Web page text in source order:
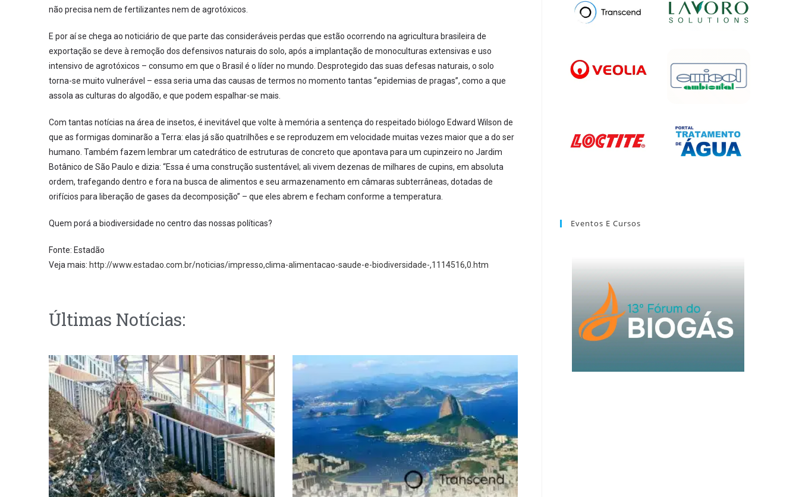
não precisa nem de fertilizantes nem de agrotóxicos.
E por aí se chega ao noticiário de que parte das consideráveis perdas que estão ocorrendo na agricultura brasileira de
exportação se deve à remoção dos defensivos naturais do solo, após a implantação de monoculturas extensivas e uso
intensivo de agrotóxicos – consumo em que o Brasil é o líder no mundo. Desprotegido das suas defesas naturais, o solo
torna-se muito vulnerável – essa seria uma das causas de termos no momento tantas “epidemias de pragas”, como a que
assola as culturas do algodão, e que podem espalhar-se mais.
Com tantas notícias na área de insetos, é inevitável que volte à memória a sentença do respeitado biólogo Edward Wilson de
que as formigas dominarão a Terra: elas já são quatrilhões e se reproduzem em velocidade muitas vezes maior que a do ser
humano. Também fazem lembrar um catedrático de estruturas de concreto que apontava para um cupinzeiro no Jardim
Botânico de São Paulo e dizia: “Essa é uma construção sustentável; ali vivem dezenas de milhares de cupins, em absoluta
ordem, trafegando dentro e fora na busca de alimentos e seu armazenamento em câmaras subterrâneas, dotadas de
orifícios para liberação de gases da decomposição” – que eles abrem e fecham conforme a temperatura.
Quem porá a biodiversidade no centro das nossas políticas?
Fonte: Estadão
Veja mais: http://www.estadao.com.br/noticias/impresso,clima-alimentacao-saude-e-biodiversidade-,1114516,0.htm
Últimas Notícias:
Eventos E Cursos